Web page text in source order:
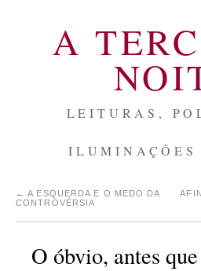
A
LEITURAS,
ILUMINAÇÕES
← A ESQUERDA E O MEDO DA
CONTROVÉRSIA
O óbvio, antes